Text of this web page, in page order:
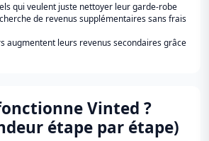
qui veulent juste nettoyer leur garde-robe
de revenus supplémentaires sans frais
augmentent leurs revenus secondaires grâce
Vinted ?
étape par étape)